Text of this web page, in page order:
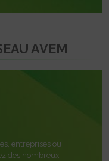
AVEM
entreprises ou
des nombreux